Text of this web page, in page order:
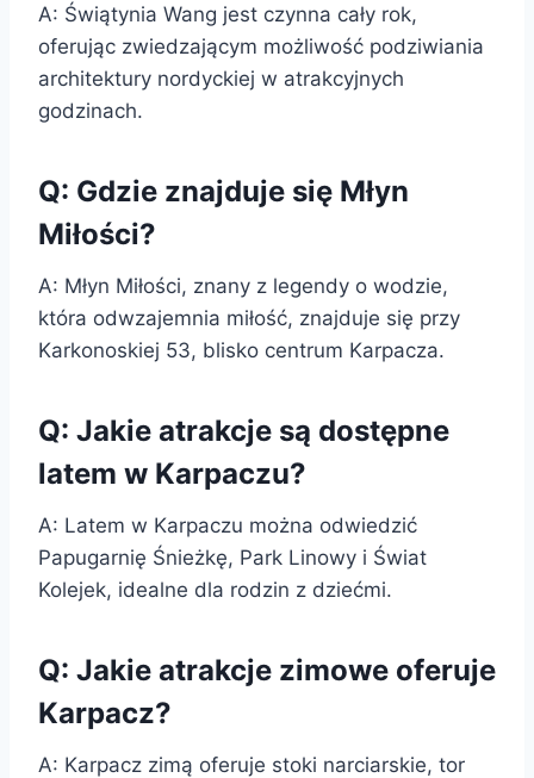
A: Świątynia Wang jest czynna cały rok,
oferując zwiedzającym możliwość podziwiania
architektury nordyckiej w atrakcyjnych
godzinach.
Q: Gdzie znajduje się Młyn
Miłości?
A: Młyn Miłości, znany z legendy o wodzie,
która odwzajemnia miłość, znajduje się przy
Karkonoskiej 53, blisko centrum Karpacza.
Q: Jakie atrakcje są dostępne
latem w Karpaczu?
A: Latem w Karpaczu można odwiedzić
Papugarnię Śnieżkę, Park Linowy i Świat
Kolejek, idealne dla rodzin z dziećmi.
Q: Jakie atrakcje zimowe oferuje
Karpacz?
A: Karpacz zimą oferuje stoki narciarskie, tor